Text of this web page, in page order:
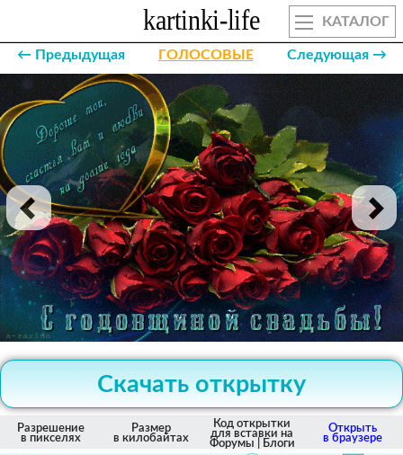
КАТАЛОГ
← Предыдущая ГОЛОСОВЫЕ Следующая →
Скачать открытку
Разрешение
в пикселях
Размер
в килобайтах
Код открытки
для вставки на
Форумы | Блоги
Открыть
в браузере